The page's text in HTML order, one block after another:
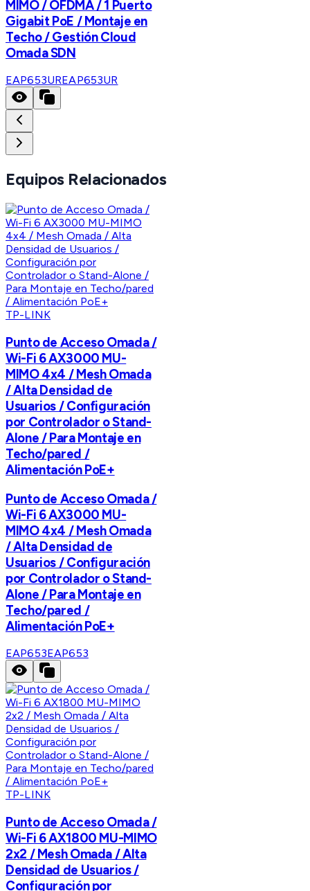
MIMO / OFDMA / 1 Puerto
Gigabit PoE / Montaje en
Techo / Gestión Cloud
Omada SDN
EAP653UREAP653UR
Equipos Relacionados
TP-LINK
Punto de Acceso Omada /
Wi-Fi 6 AX3000 MU-
MIMO 4x4 / Mesh Omada
/ Alta Densidad de
Usuarios / Configuración
por Controlador o Stand-
Alone / Para Montaje en
Techo/pared /
Alimentación PoE+
Punto de Acceso Omada /
Wi-Fi 6 AX3000 MU-
MIMO 4x4 / Mesh Omada
/ Alta Densidad de
Usuarios / Configuración
por Controlador o Stand-
Alone / Para Montaje en
Techo/pared /
Alimentación PoE+
EAP653EAP653
TP-LINK
Punto de Acceso Omada /
Wi-Fi 6 AX1800 MU-MIMO
2x2 / Mesh Omada / Alta
Densidad de Usuarios /
Configuración por